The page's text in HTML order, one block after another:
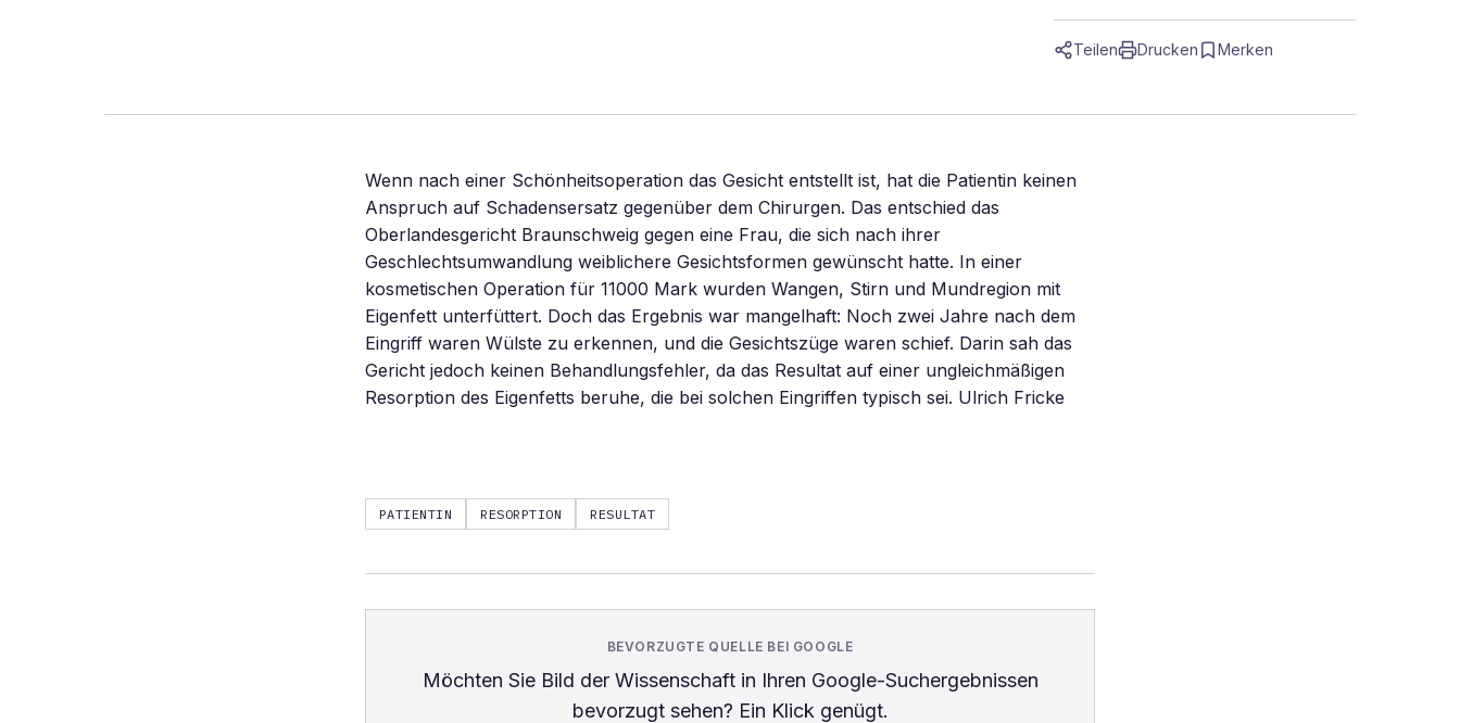
Teilen Drucken Merken
Wenn nach einer Schönheitsoperation das Gesicht entstellt ist, hat die Patientin keinen
Anspruch auf Schadensersatz gegenüber dem Chirurgen. Das entschied das
Oberlandesgericht Braunschweig gegen eine Frau, die sich nach ihrer
Geschlechtsumwandlung weiblichere Gesichtsformen gewünscht hatte. In einer
kosmetischen Operation für 11000 Mark wurden Wangen, Stirn und Mundregion mit
Eigenfett unterfüttert. Doch das Ergebnis war mangelhaft: Noch zwei Jahre nach dem
Eingriff waren Wülste zu erkennen, und die Gesichtszüge waren schief. Darin sah das
Gericht jedoch keinen Behandlungsfehler, da das Resultat auf einer ungleichmäßigen
Resorption des Eigenfetts beruhe, die bei solchen Eingriffen typisch sei. Ulrich Fricke
PATIENTIN RESORPTION RESULTAT
BEVORZUGTE QUELLE BEI GOOGLE
Möchten Sie Bild der Wissenschaftin Ihren Google-Suchergebnissen
bevorzugt sehen? Ein Klick genügt.